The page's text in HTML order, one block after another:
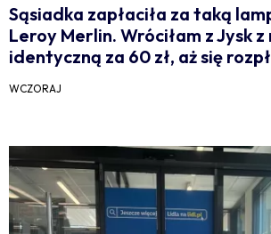
Sąsiadka zapłaciła za taką
Leroy Merlin. Wróciłam z Jysk z
identyczną za 60 zł, aż się
WCZORAJ